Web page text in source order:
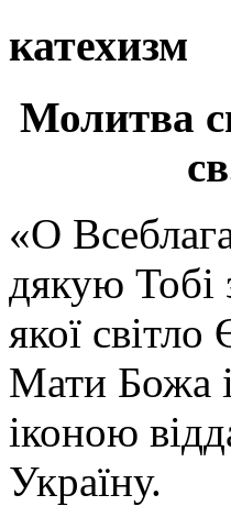
катехизм
Молитва
«О
дякую Тобі
якої
Мати Божа
іконою
Україну.